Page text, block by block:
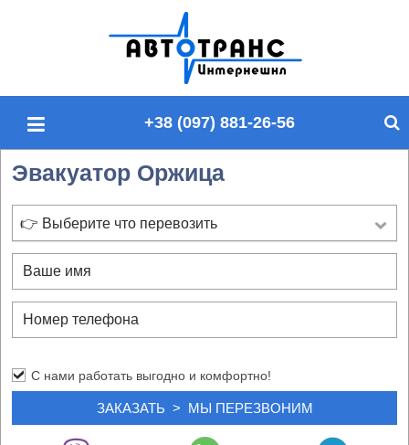
п
й
у
+38 (097) 881-26-56
Эвакуатор Оржица
👉 Выберите что перевозить
С нами работать выгодно и комфортно!